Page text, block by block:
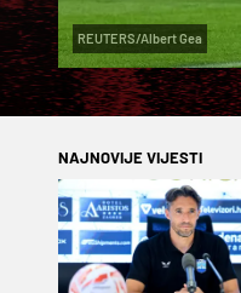
REUTERS/Albert Gea
NAJNOVIJE VIJESTI